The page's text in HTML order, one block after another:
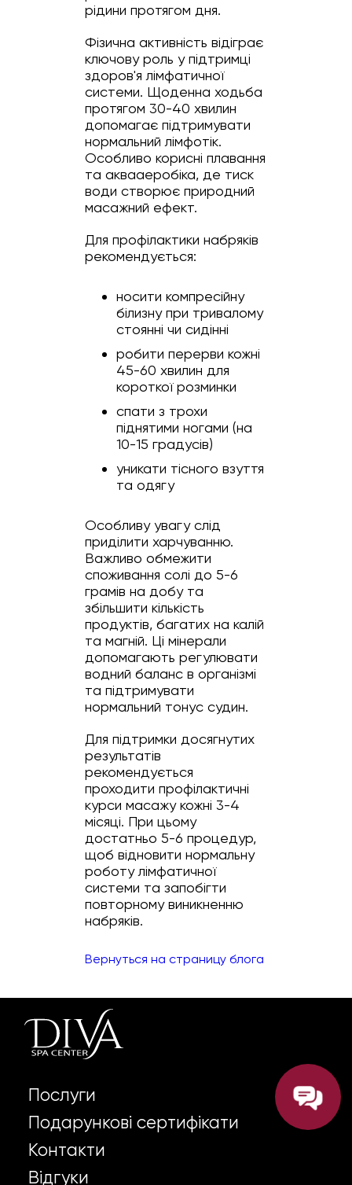
рідини протягом дня.
Фізична активність відіграє
ключову роль у підтримці
здоров'я лімфатичної
системи. Щоденна ходьба
протягом 30-40 хвилин
допомагає підтримувати
нормальний лімфотік.
Особливо корисні плавання
та аквааеробіка, де тиск
води створює природний
масажний ефект.
Для профілактики набряків
рекомендується:
носити компресійну
білизну при тривалому
стоянні чи сидінні
робити перерви кожні
45-60 хвилин для
короткої розминки
спати з трохи
піднятими ногами (на
10-15 градусів)
уникати тісного взуття
та одягу
Особливу увагу слід
приділити харчуванню.
Важливо обмежити
споживання солі до 5-6
грамів на добу та
збільшити кількість
продуктів, багатих на калій
та магній. Ці мінерали
допомагають регулювати
водний баланс в організмі
та підтримувати
нормальний тонус судин.
Для підтримки досягнутих
результатів
рекомендується
проходити профілактичні
курси масажу кожні 3-4
місяці. При цьому
достатньо 5-6 процедур,
щоб відновити нормальну
роботу лімфатичної
системи та запобігти
повторному виникненню
набряків.
Вернуться на страницу блога
Послуги
Подарункові сертифікати
Контакти
Відгуки